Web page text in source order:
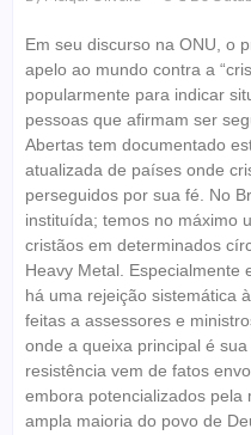
Em seu discurso na ONU, o
apelo ao mundo contra a
popularmente para indicar
pessoas que afirmam ser
Abertas tem documentado
atualizada de países onde
perseguidos por sua fé. No
instituída; temos no máximo
cristãos em determinados
Heavy Metal. Especialmente
há uma rejeição sistemática
feitas a assessores e
onde a queixa principal é
resistência vem de fatos
embora potencializados
ampla maioria do povo de